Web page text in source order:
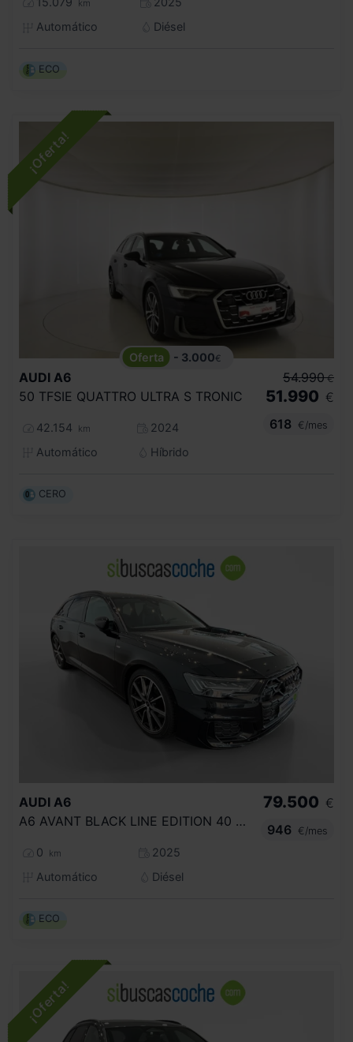
km
Automático
Diésel
ECO
- 3.000€
AUDI A6
50 TFSIE QUATTRO ULTRA S TRONIC
42.154 km
2024
Automático
Híbrido
54.990 €
51.990 €
618
€/mes
CERO
AUDI A6
A6 AVANT BLACK LINE EDITION 40 TDI QUATTRO 150(204) KW(CV) S TRONIC
0 km
2025
Automático
Diésel
79.500 €
946
€/mes
ECO